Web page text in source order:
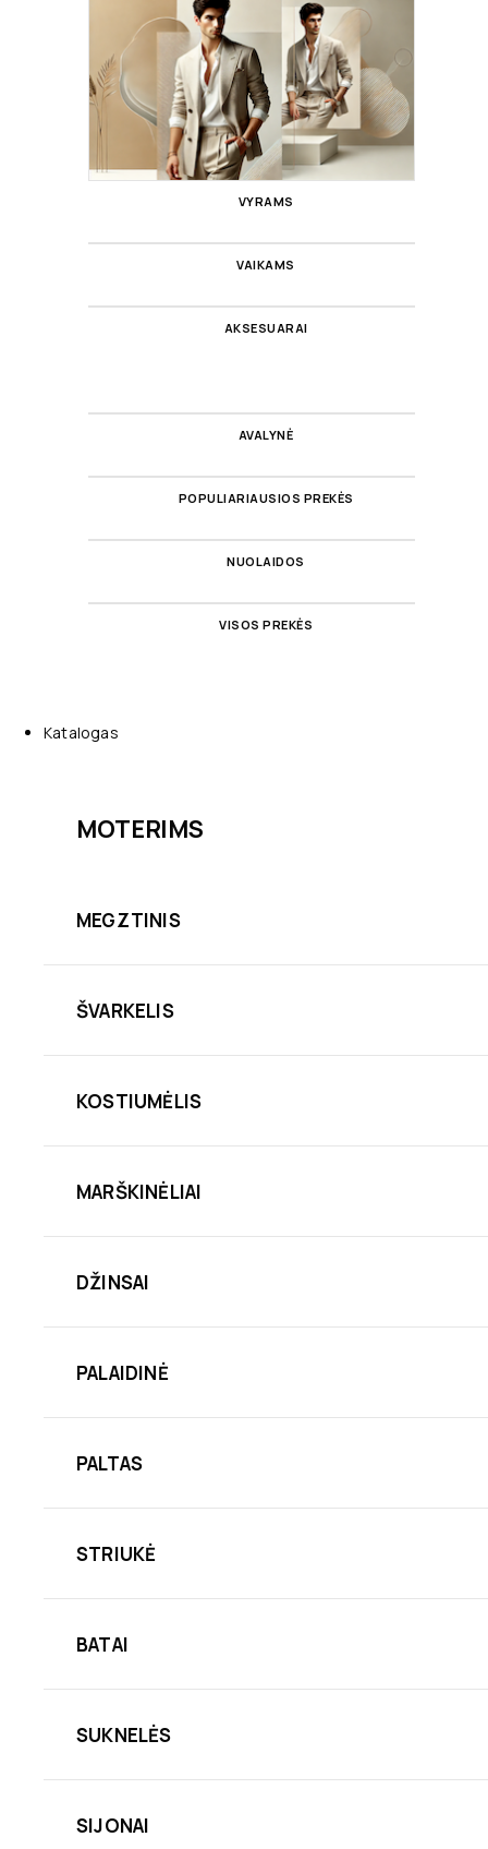
VYRAMS
VAIKAMS
AKSESUARAI
AVALYNĖ
POPULIARIAUSIOS PREKĖS
NUOLAIDOS
VISOS PREKĖS
Katalogas
MOTERIMS
MEGZTINIS
ŠVARKELIS
KOSTIUMĖLIS
MARŠKINĖLIAI
DŽINSAI
PALAIDINĖ
PALTAS
STRIUKĖ
BATAI
SUKNELĖS
SIJONAI